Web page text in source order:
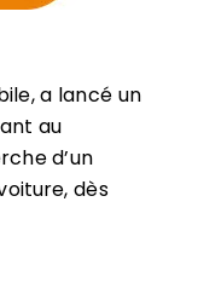
a lancé un
au
d’un
dès